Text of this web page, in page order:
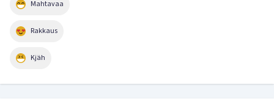
Mahtavaa
Rakkaus
Kjäh